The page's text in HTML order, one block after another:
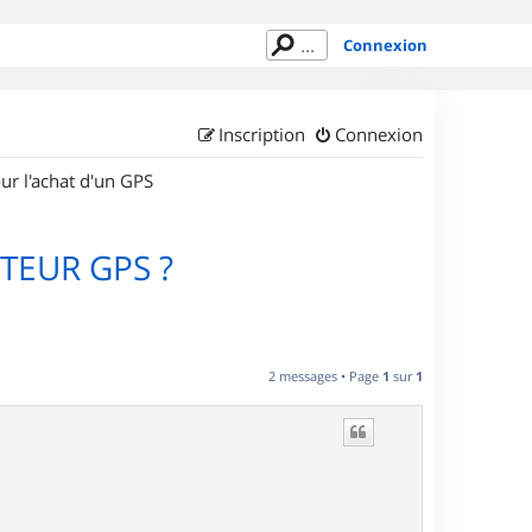
Connexion
Connexion
Inscription
l'achat d'un GPS
GPS ?
2 messages • Page 1 sur 1